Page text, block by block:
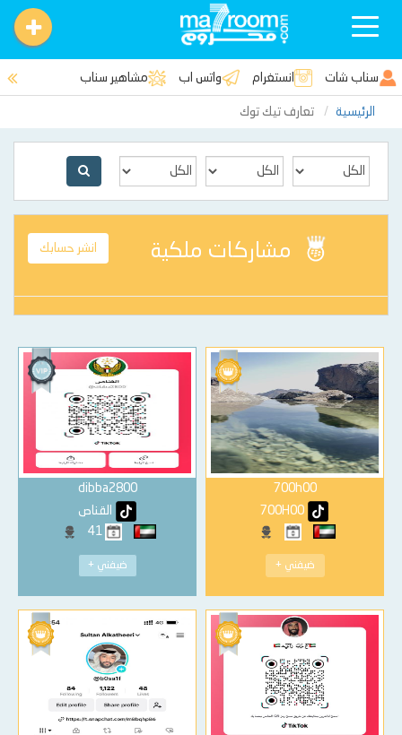
Toggle
سناب شات انستغرام واتس اب مشاهير سناب
الرئيسية تعارف تيك توك
مشاركات ملكية انشر حسابك
700h00
ضيفني +
dibba2800
القناص
ضيفني +